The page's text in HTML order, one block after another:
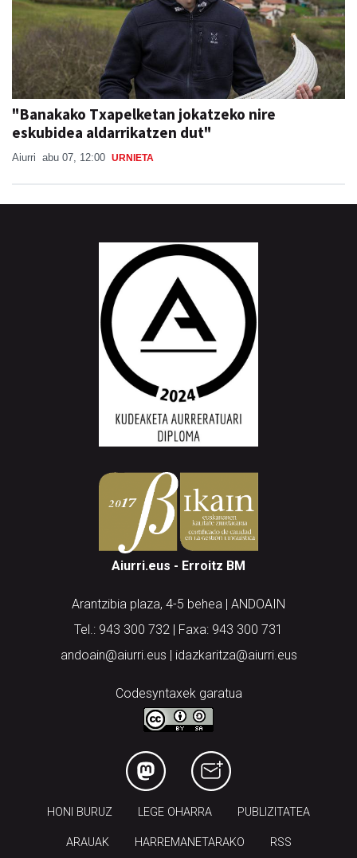
"Banakako Txapelketan jokatzeko nire
eskubidea aldarrikatzen dut"
Aiurri abu 07, 12:00 URNIETA
Aiurri.eus - Erroitz BM
Arantzibia plaza, 4-5 behea | ANDOAIN
Tel.: 943 300 732 | Faxa: 943 300 731
andoain@aiurri.eus | idazkaritza@aiurri.eus
Codesyntaxek garatua
HONI BURUZ LEGE OHARRA PUBLIZITATEA
ARAUAK HARREMANETARAKO RSS